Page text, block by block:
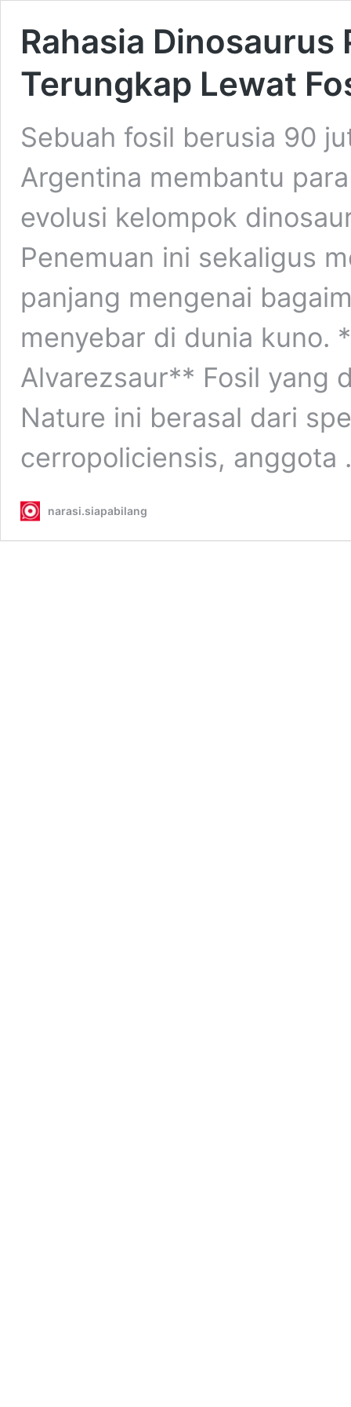
Rahasia Dinosaurus
Terungkap Lewat
Sebuah fosil berusia 90
Argentina membantu
evolusi kelompok
Penemuan ini sekaligus
panjang mengenai
menyebar di dunia kuno.
Alvarezsaur** Fosil yang
Nature ini berasal dari
cerropoliciensis,
narasi.siapabilang